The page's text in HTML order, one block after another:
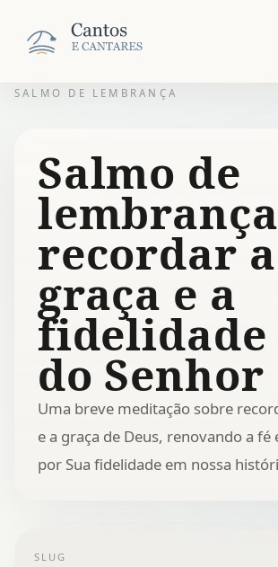
SALMO DE LEMBRANÇA
Salmo de
recordar a
graça e a
fidelidade
do Senhor
Uma breve meditação sobre
e a graça de Deus, renovando a fé
por Sua fidelidade em nossa
SLUG